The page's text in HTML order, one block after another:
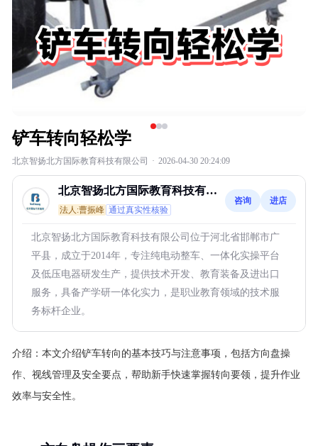
铲车转向轻松学
北京智扬北方国际教育科技有限公司 · 2026-04-30 20:24:09
北京智扬北方国际教育科技有限
公司
法人:曹振峰 通过真实性核验
咨询 进店
北京智扬北方国际教育科技有限公司位于河北省邯郸市广
平县，成立于2014年，专注纯电动整车、一体化实操平台
及低压电器研发生产，提供技术开发、教育装备及进出口
服务，具备产学研一体化实力，是职业教育领域的技术服
务标杆企业。
介绍： 本文介绍铲车转向的基本技巧与注意事项，包括方向盘操
作、视线管理及安全要点，帮助新手快速掌握转向要领，提升作业
效率与安全性。